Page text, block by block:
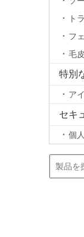
ト
フ
毛
特別
ア
セキ
個